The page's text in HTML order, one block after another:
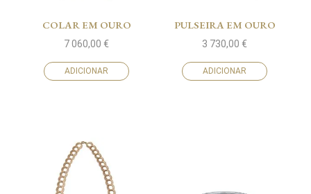
COLAR EM OURO
7 060,00 €
ADICIONAR
PULSEIRA EM OURO
3 730,00 €
ADICIONAR